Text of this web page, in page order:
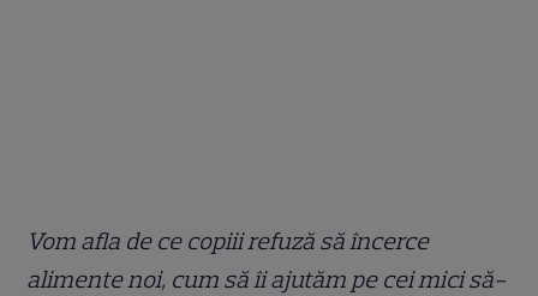
Vom afla de ce copiii refuză să încerce
alimente noi, cum să îi ajutăm pe cei mici să-